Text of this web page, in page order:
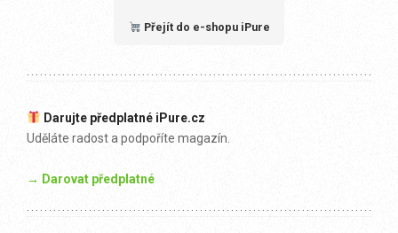
Přejít do e-shopu iPure
Darujte předplatné iPure.cz
Uděláte radost a podpoříte magazín.
→ Darovat předplatné